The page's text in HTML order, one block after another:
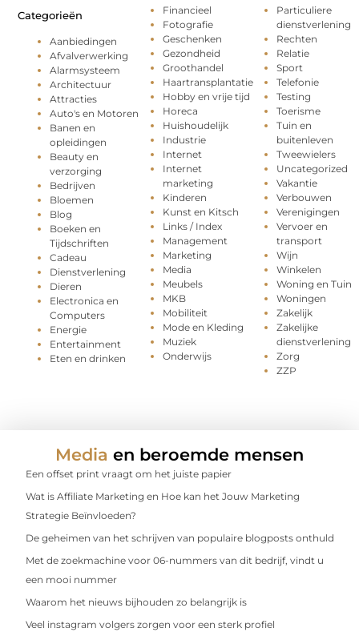
Categorieën
Aanbiedingen
Afvalverwerking
Alarmsysteem
Architectuur
Attracties
Auto's en Motoren
Banen en
opleidingen
Beauty en
verzorging
Bedrijven
Bloemen
Blog
Boeken en
Tijdschriften
Cadeau
Dienstverlening
Dieren
Electronica en
Computers
Energie
Entertainment
Eten en drinken
Financieel
Fotografie
Geschenken
Gezondheid
Groothandel
Haartransplantatie
Hobby en vrije tijd
Horeca
Huishoudelijk
Industrie
Internet
Internet
marketing
Kinderen
Kunst en Kitsch
Links / Index
Management
Marketing
Media
Meubels
MKB
Mobiliteit
Mode en Kleding
Muziek
Onderwijs
Particuliere
dienstverlening
Rechten
Relatie
Sport
Telefonie
Testing
Toerisme
Tuin en
buitenleven
Tweewielers
Uncategorized
Vakantie
Verbouwen
Verenigingen
Vervoer en
transport
Wijn
Winkelen
Woning en Tuin
Woningen
Zakelijk
Zakelijke
dienstverlening
Zorg
ZZP
Media en beroemde mensen
Een offset print vraagt om het juiste papier
Wat is Affiliate Marketing en Hoe kan het Jouw Marketing
Strategie Beïnvloeden?
De geheimen van het schrijven van populaire blogposts onthuld
Met de zoekmachine voor 06-nummers van dit bedrijf, vindt u
een mooi nummer
Waarom het nieuws bijhouden zo belangrijk is
Veel instagram volgers zorgen voor een sterk profiel